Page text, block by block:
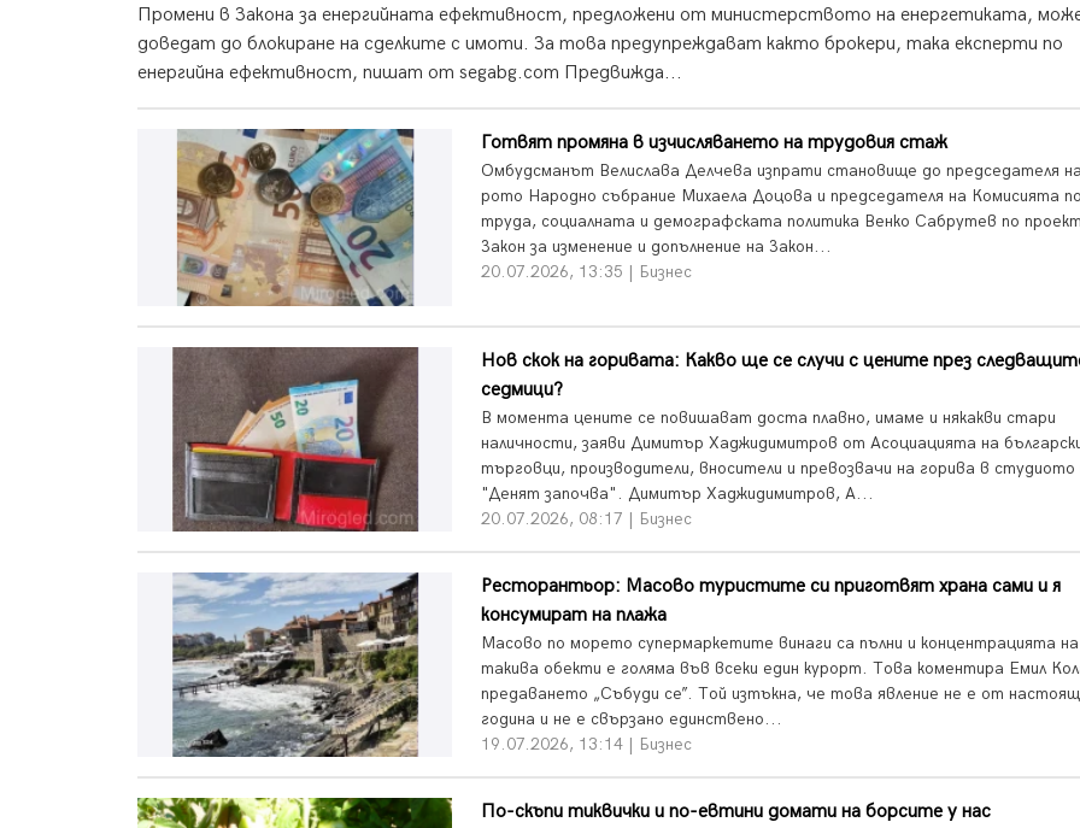
Промени в Закона за енергийната ефективност, предложени от министерството на енергетиката,
доведат до блокиране на сделките с имоти. За това предупреждават както брокери, така експерти по
енергийна ефективност, пишат от segabg.com Предвижда...
Готвят промяна в изчисляването на трудовия стаж
Омбудсманът Велислава Делчева изпрати становище до председателя
рото Народно събрание Михаела Доцова и председателя на Комисията по
труда, социалната и демографската политика Венко Сабрутев по
Закон за изменение и допълнение на Закон...
20.07.2026, 13:35 | Бизнес
Нов скок на горивата: Какво ще се случи с цените през
седмици?
В момента цените се повишават доста плавно, имаме и някакви стари
наличности, заяви Димитър Хаджидимитров от Асоциацията на
търговци, производители, вносители и превозвачи на горива в студиото
"Денят започва". Димитър Хаджидимитров, А...
20.07.2026, 08:17 | Бизнес
Ресторантьор: Масово туристите си приготвят храна сами и я
консумират на плажа
Масово по морето супермаркетите винаги са пълни и концентрацията на
такива обекти е голяма във всеки един курорт. Това коментира Емил
предаването „Събуди се”. Той изтъкна, че това явление не е от
година и не е свързано единствено...
19.07.2026, 13:14 | Бизнес
По-скъпи тиквички и по-евтини домати на борсите у нас